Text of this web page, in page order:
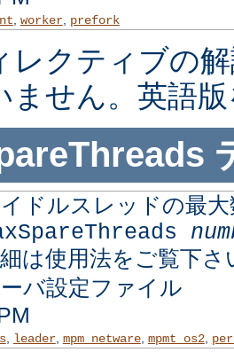
, worker, prefork
レクティブの
ません。英語
ドルスレッドの最大
は使用法をご覧下さ
バ設定ファイル
, leader, mpm_netware, mpmt_os2,